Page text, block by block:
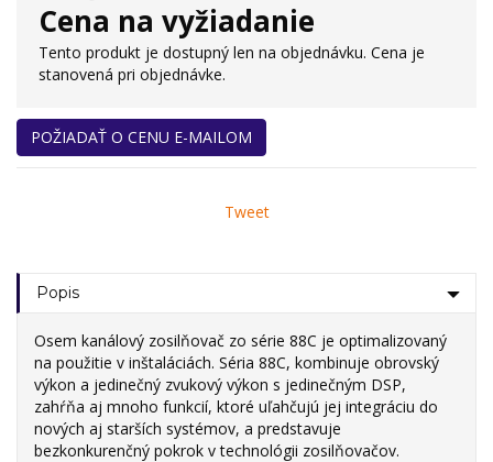
Cena na vyžiadanie
Tento produkt je dostupný len na objednávku. Cena je
stanovená pri objednávke.
POŽIADAŤ O CENU E-MAILOM
Tweet
Popis
Osem kanálový zosilňovač zo série 88C je optimalizovaný
na použitie v inštaláciách. Séria 88C, kombinuje obrovský
výkon a jedinečný zvukový výkon s jedinečným DSP,
zahŕňa aj mnoho funkcií, ktoré uľahčujú jej integráciu do
nových aj starších systémov, a predstavuje
bezkonkurenčný pokrok v technológii zosilňovačov.